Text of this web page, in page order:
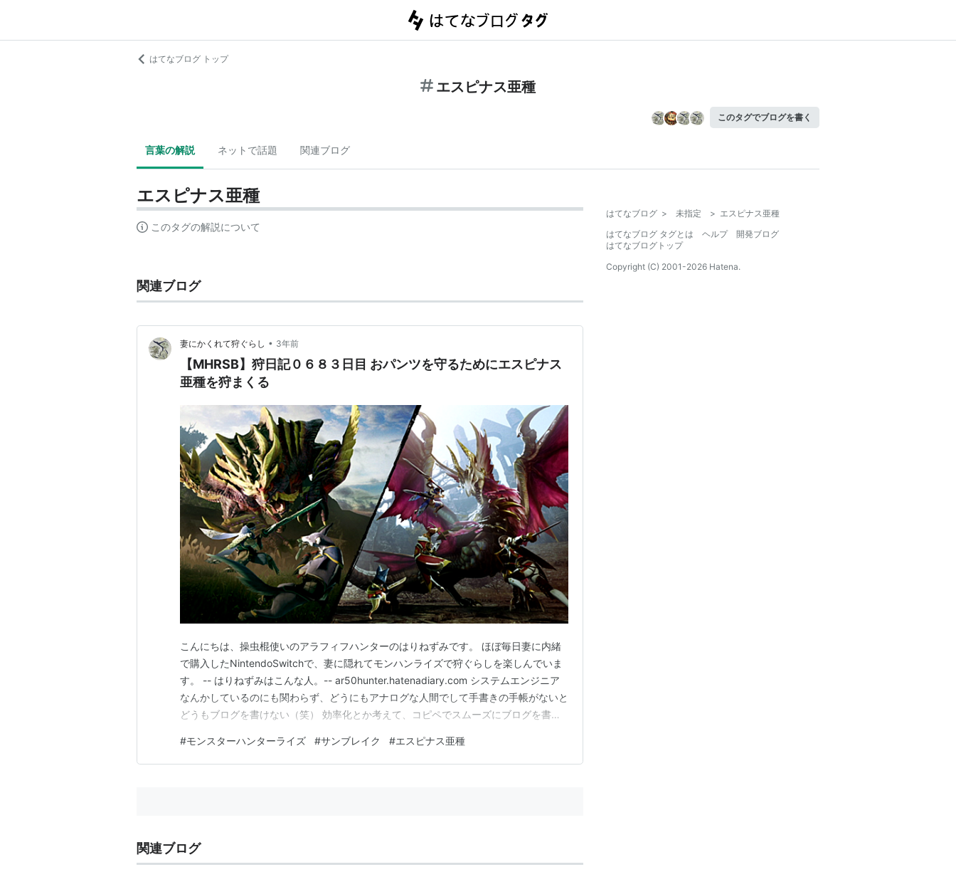
はてなブログ トップ
エスピナス亜種
このタグでブログを書く
言葉の解説 ネットで話題 関連ブログ
エスピナス亜種
このタグの解説について
関連ブログ
妻にかくれて狩ぐらし • 3年前
【MHRSB】狩日記０６８３日目 おパンツを守るためにエスピナス
亜種を狩まくる
こんにちは、操虫棍使いのアラフィフハンターのはりねずみです。 ほぼ毎日妻に内緒
で購入したNintendoSwitchで、妻に隠れてモンハンライズで狩ぐらしを楽しんでいま
す。 -- はりねずみはこんな人。-- ar50hunter.hatenadiary.com システムエンジニア
なんかしているのにも関わらず、どうにもアナログな人間でして手書きの手帳がないと
どうもブログを書けない（笑） 効率化とか考えて、コピペでスムーズにブログを書け
した。 やはり、ペンは電子よりも強いかと思う次第です（笑）
#モンスターハンターライズ #サンブレイク #エスピナス亜種
関連ブログ
はてなブログ > 未指定 > エスピナス亜種
はてなブログ タグとは
ヘルプ
開発ブログ
はてなブログトップ
Copyright (C) 2001-2026 Hatena.